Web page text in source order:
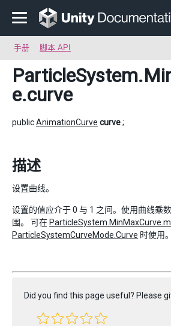
手册 脚本 API
e.curve
publicAnimationCurve curve;
描述
设置曲线。
设置的值应介于 0 与 1 之间。使用曲线乘
围。 可在
ParticleSystemCurveMode.Curve 时使用。
Did you find this page useful? Please